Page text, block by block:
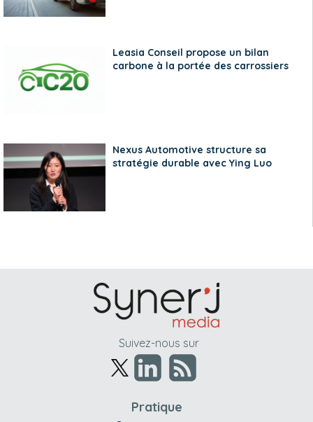
Leasia Conseil propose un bilan
carbone à la portée des carrossiers
Nexus Automotive structure sa
stratégie durable avec Ying Luo
Suivez-nous sur
Pratique